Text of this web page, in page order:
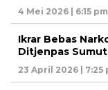
4 Mei 2026 | 6:15
Ikrar Bebas
Ditjenpas
23 April 2026 | 7:25